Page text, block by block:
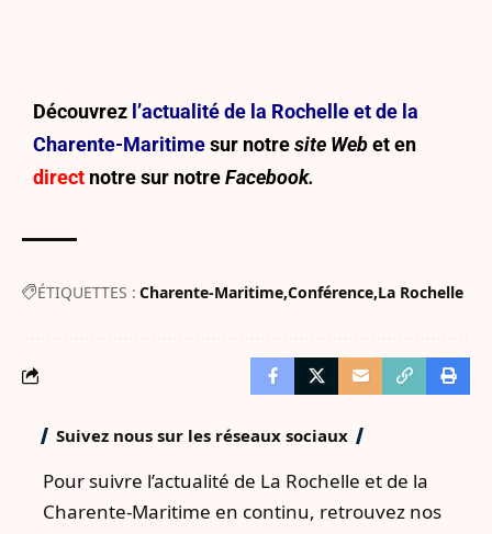
Découvrez l’actualité de la Rochelle et de la
Charente-Maritimesur notresite Webet en
direct notre sur notreFacebook.
ÉTIQUETTES : Charente-Maritime Conférence La Rochelle
Suivez nous sur les réseaux sociaux
Pour suivre l’actualité de La Rochelle et de la
Charente-Maritime en continu, retrouvez nos